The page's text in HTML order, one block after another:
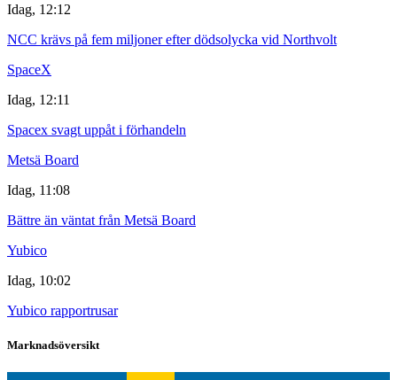
Idag, 12:12
NCC krävs på fem miljoner efter dödsolycka vid Northvolt
SpaceX
Idag, 12:11
Spacex svagt uppåt i förhandeln
Metsä Board
Idag, 11:08
Bättre än väntat från Metsä Board
Yubico
Idag, 10:02
Yubico rapportrusar
Marknadsöversikt